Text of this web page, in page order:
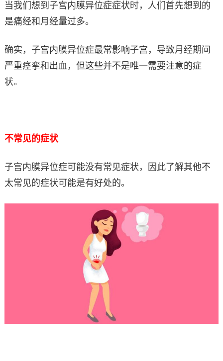
当我们想到子宫内膜异位症症状时，人们首先想到的
是痛经和月经量过多。
确实，子宫内膜异位症最常影响子宫，导致月经期间
严重痉挛和出血，但这些并不是唯一需要注意的症
状。
不常见的症状
子宫内膜异位症可能没有常见症状，因此了解其他不
太常见的症状可能是有好处的。